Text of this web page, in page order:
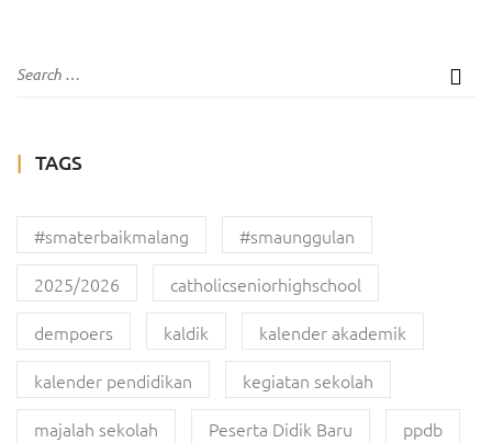
TAGS
#smaterbaikmalang
#smaunggulan
2025/2026
catholicseniorhighschool
dempoers
kaldik
kalender akademik
kalender pendidikan
kegiatan sekolah
majalah sekolah
Peserta Didik Baru
ppdb